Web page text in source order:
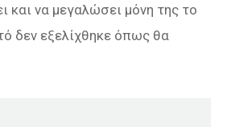
και να μεγαλώσει μόνη της το
δεν εξελίχθηκε όπως θα